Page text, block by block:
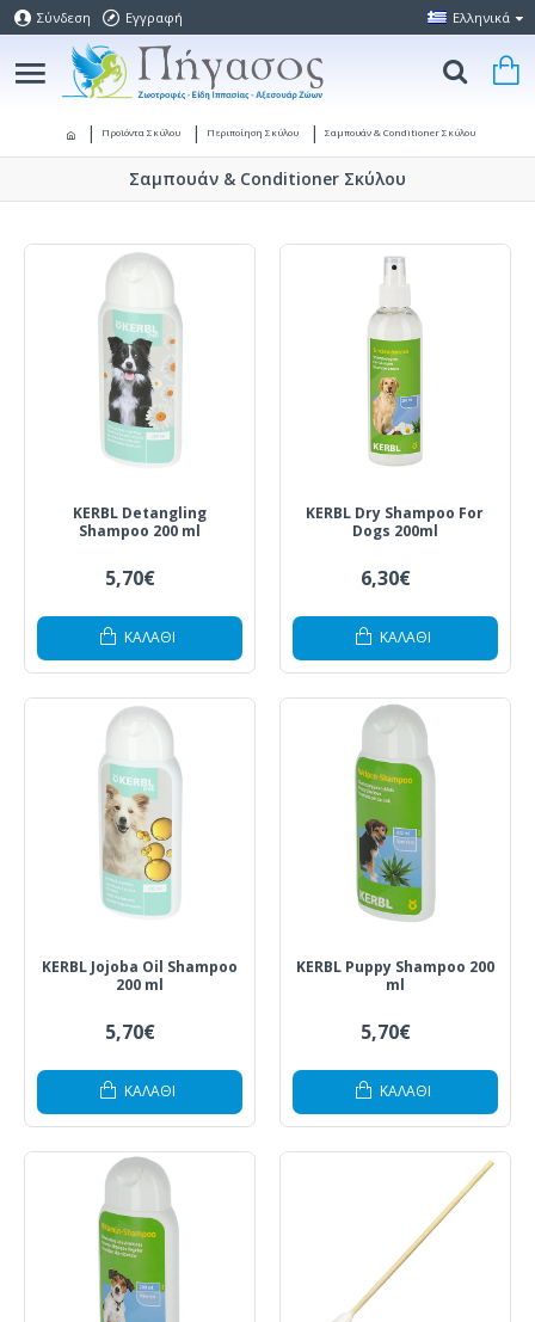
Σύνδεση Εγγραφή Ελληνικά
Προϊόντα Σκύλου Περιποίηση Σκύλου Σαμπουάν & Conditioner Σκύλου
Σαμπουάν & Conditioner Σκύλου
KERBL Detangling
Shampoo 200 ml
5,70€
ΚΑΛΆΘΙ
KERBL Dry Shampoo For
Dogs 200ml
6,30€
ΚΑΛΆΘΙ
KERBL Jojoba Oil Shampoo
200 ml
5,70€
ΚΑΛΆΘΙ
KERBL Puppy Shampoo 200
ml
5,70€
ΚΑΛΆΘΙ